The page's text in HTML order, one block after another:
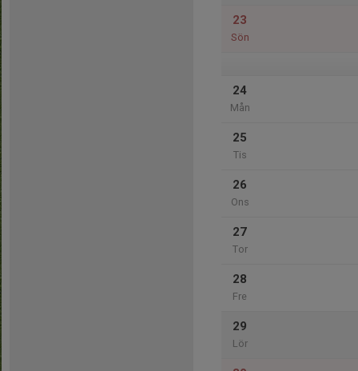
23
Sön
24
Mån
25
Tis
26
Ons
27
Tor
28
Fre
29
Lör